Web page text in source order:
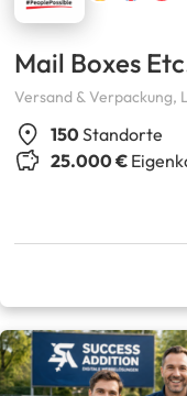
Mail Boxes
Versand & Verpackung,
150 Standorte
25.000 €